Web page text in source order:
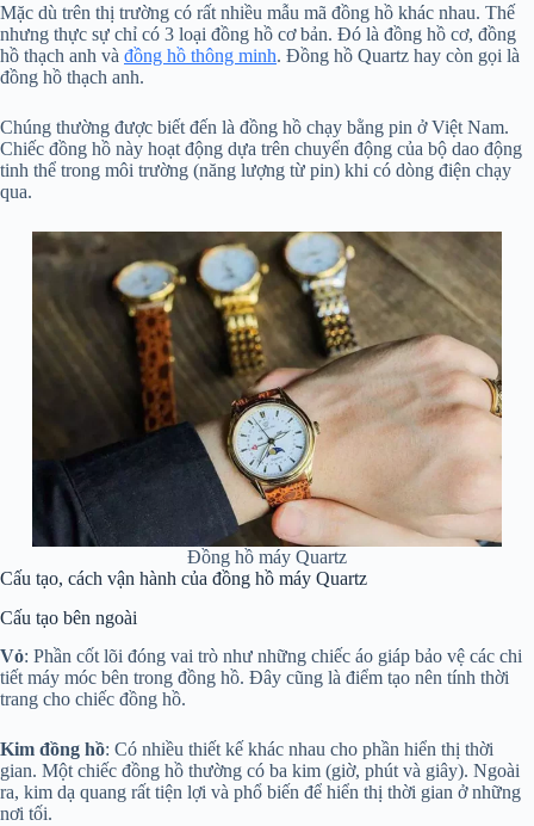
Mặc dù trên thị trường có rất nhiều mẫu mã đồng hồ khác nhau. Thế
nhưng thực sự chỉ có 3 loại đồng hồ cơ bản. Đó là đồng hồ cơ, đồng
hồ thạch anh và đồng hồ thông minh. Đồng hồ Quartz hay còn gọi là
đồng hồ thạch anh.
Chúng thường được biết đến là đồng hồ chạy bằng pin ở Việt Nam.
Chiếc đồng hồ này hoạt động dựa trên chuyển động của bộ dao động
tinh thể trong môi trường (năng lượng từ pin) khi có dòng điện chạy
qua.
Đồng hồ máy Quartz
Cấu tạo, cách vận hành của đồng hồ máy Quartz
Cấu tạo bên ngoài
Vỏ: Phần cốt lõi đóng vai trò như những chiếc áo giáp bảo vệ các chi
tiết máy móc bên trong đồng hồ. Đây cũng là điểm tạo nên tính thời
trang cho chiếc đồng hồ.
Kim đồng hồ: Có nhiều thiết kế khác nhau cho phần hiển thị thời
gian. Một chiếc đồng hồ thường có ba kim (giờ, phút và giây). Ngoài
ra, kim dạ quang rất tiện lợi và phổ biến để hiển thị thời gian ở những
nơi tối.